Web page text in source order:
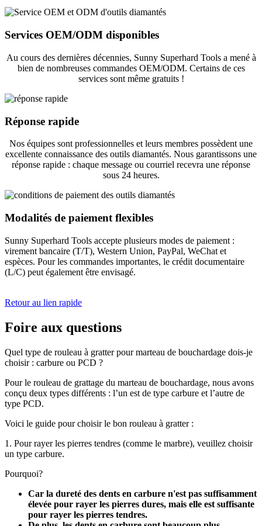
Services OEM/ODM disponibles
Au cours des dernières décennies, Sunny Superhard Tools a mené à
bien de nombreuses commandes OEM/ODM. Certains de ces
services sont même gratuits !
Réponse rapide
Nos équipes sont professionnelles et leurs membres possèdent une
excellente connaissance des outils diamantés. Nous garantissons une
réponse rapide : chaque message ou courriel recevra une réponse
sous 24 heures.
Modalités de paiement flexibles
Sunny Superhard Tools accepte plusieurs modes de paiement :
virement bancaire (T/T), Western Union, PayPal, WeChat et
espèces. Pour les commandes importantes, le crédit documentaire
(L/C) peut également être envisagé.
Retour au lien rapide
Foire aux questions
Quel type de rouleau à gratter pour marteau de bouchardage dois-je
choisir : carbure ou PCD ?
Pour le rouleau de grattage du marteau de bouchardage, nous avons
conçu deux types différents : l’un est de type carbure et l’autre de
type PCD.
Voici le guide pour choisir le bon rouleau à gratter :
1. Pour rayer les pierres tendres (comme le marbre), veuillez choisir
un type carbure.
Pourquoi?
Car la dureté des dents en carbure n'est pas suffisamment
élevée pour rayer les pierres dures, mais elle est suffisante
pour rayer les pierres tendres.